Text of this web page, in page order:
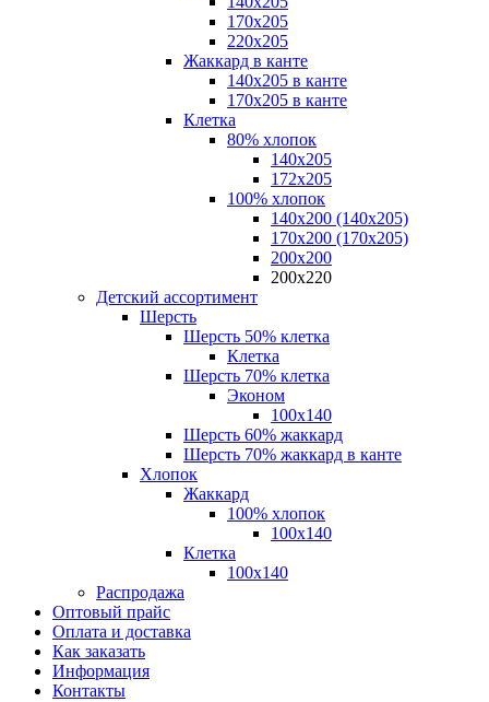
170х205
220х205
Жаккард в канте
140х205 в канте
170х205 в канте
Клетка
80% хлопок
140x205
172х205
100% хлопок
140x200 (140х205)
170x200 (170х205)
200х200
200х220
Детский ассортимент
Шерсть
Шерсть 50% клетка
Клетка
Шерсть 70% клетка
Эконом
100x140
Шерсть 60% жаккард
Шерсть 70% жаккард в канте
Хлопок
Жаккард
100% хлопок
100x140
Клетка
100х140
Распродажа
Оптовый прайс
Оплата и доставка
Как заказать
Информация
Контакты